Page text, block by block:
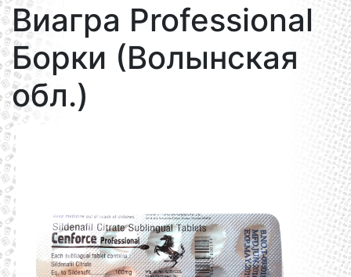
Виагра Professional
Борки (Волынская
обл.)